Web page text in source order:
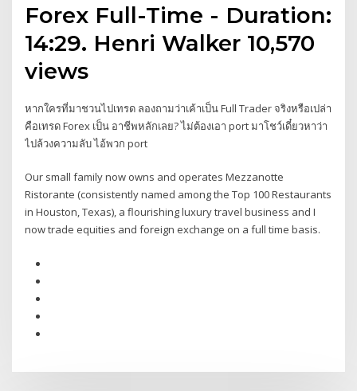
Forex Full-Time - Duration:
14:29. Henri Walker 10,570
views
หากใครที่มาชวนไปเทรด ลองถามว่าเค้าเป็น Full Trader จริงหรือเปล่า
คือเทรด Forex เป็น อาชีพหลักเลย? ไม่ต้องเอา port มาโชว์เดี๋ยวหาว่า
ไปล้วงความลับ ไอ้พวก port
Our small family now owns and operates Mezzanotte
Ristorante (consistently named among the Top 100 Restaurants
in Houston, Texas), a flourishing luxury travel business and I
now trade equities and foreign exchange on a full time basis.